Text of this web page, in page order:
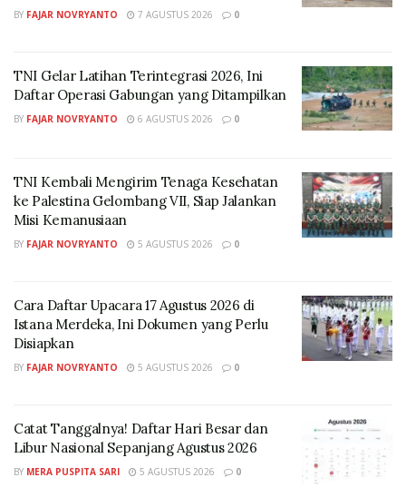
atas kontribusinya yang telah mengantarkan
perusahaan diakui BEI (Bursa Efek Indonesia) sebagai
emiten dengan prospek pertumbuhan menjanjikan,
sekaligus memberikan keyakinan lebih bagi investor
Sepanjang Semester I 2025, PGN mencatat pendapatan
konsolidasi sebesar USD 1.938 juta, laba bersih sebesar
USD 144 juta, dan EBITDA sebesar USD 463 juta. Lebih
tangga, pelanggan kecil, serta pelanggan komersial
dan industri.
BY FAJAR NOVRYANTO 7 AGUSTUS 2026 0
TNI Gelar Latihan Terintegrasi 2026, Ini
Daftar Operasi Gabungan yang Ditampilkan
BY FAJAR NOVRYANTO 6 AGUSTUS 2026 0
TNI Kembali Mengirim Tenaga Kesehatan
ke Palestina Gelombang VII, Siap Jalankan
Misi Kemanusiaan
BY FAJAR NOVRYANTO 5 AGUSTUS 2026 0
Cara Daftar Upacara 17 Agustus 2026 di
Istana Merdeka, Ini Dokumen yang Perlu
Disiapkan
BY FAJAR NOVRYANTO 5 AGUSTUS 2026 0
Catat Tanggalnya! Daftar Hari Besar dan
Libur Nasional Sepanjang Agustus 2026
BY MERA PUSPITA SARI 5 AGUSTUS 2026 0